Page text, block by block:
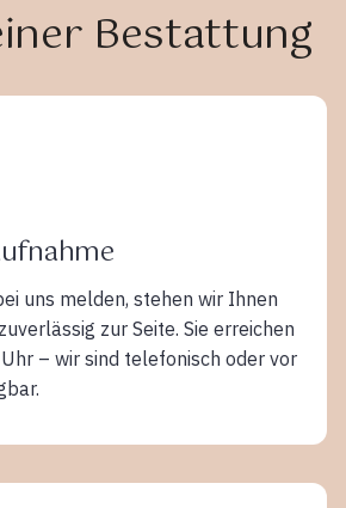
Bestattung
uns melden, stehen wir Ihnen
zur Seite. Sie erreichen
– wir sind telefonisch oder vor